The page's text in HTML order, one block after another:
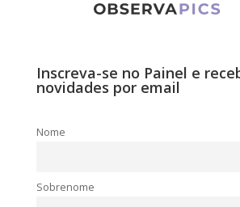
Inscreva-se no Painel e
novidades por email
Nome
Sobrenome